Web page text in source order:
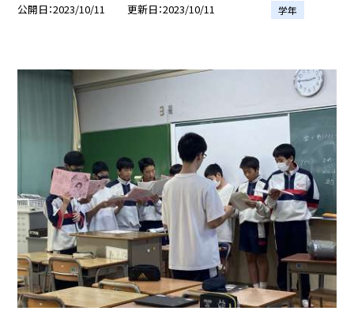
公開日 2023/10/11 更新日 2023/10/11 学年